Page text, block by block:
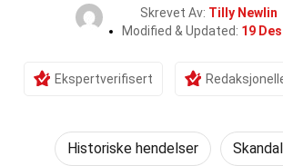
Skrevet Av: Tilly Newlin
Modified & Updated: 19
Ekspertverifisert
Historiske hendelser